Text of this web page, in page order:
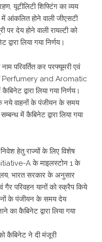
यूटीलिटी शिफ्टिंग का व्यय
में आंकलित होने वाली जीएसटी
पर देय होने वाली रायल्टी को
लिया गया निर्णय।
परिवर्तित कर परफ्यूमरी एवं
Perfumery and Aromatic
द्वारा लिया गया निर्णय।
नये वाहनों के पंजीयन के समय
में कैबिनेट द्वारा लिया गया
निवेश हेतु राज्यों के लिए विशेष
A के माइलस्टोन 1 के
भारत सरकार के अनुसार
गैर परिवहन यानों को स्क्रैप किये
के पंजीयन के समय देय
कैबिनेट द्वारा लिया गया
कैबिनेट ने दी मंजूरी